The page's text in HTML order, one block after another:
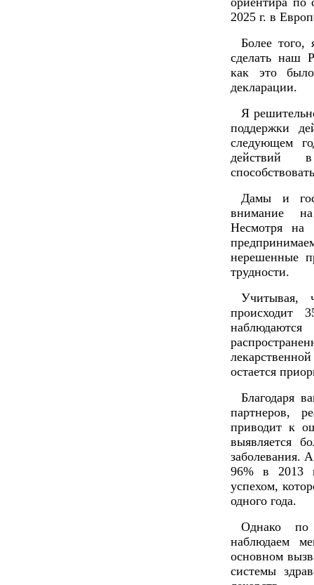
2025 г. в
Более того,
сделать наш
как это
декларации.
Я
поддержки
следующем
действий
Дамы и
внимание
Несмотря на
нерешенные
трудности.
Учитывая,
происходит
остается
Благодаря
партнеров,
приводит к
выявляется
заболевания.
96% в 2013
успехом,
одного года.
Однако по
наблюдаем
основном
системы